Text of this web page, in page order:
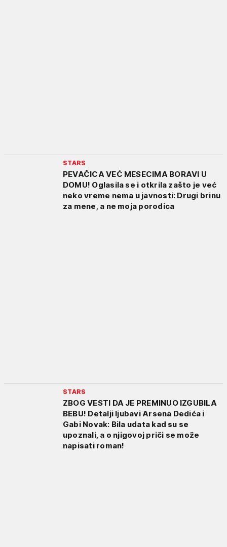
STARS
PEVAČICA VEĆ MESECIMA BORAVI U
DOMU! Oglasila se i otkrila zašto je već
neko vreme nema u javnosti: Drugi brinu
za mene, a ne moja porodica
STARS
ZBOG VESTI DA JE PREMINUO IZGUBILA
BEBU! Detalji ljubavi Arsena Dedića i
Gabi Novak: Bila udata kad su se
upoznali, a o njigovoj priči se može
napisati roman!